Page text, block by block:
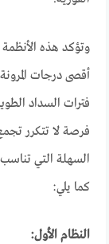
أقصى درجات
فرصة لا تتكرر
السهلة التي
كما يلي:
النظام الأول: